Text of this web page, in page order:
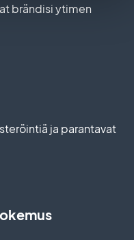
brändisi ytimen
ja parantavat